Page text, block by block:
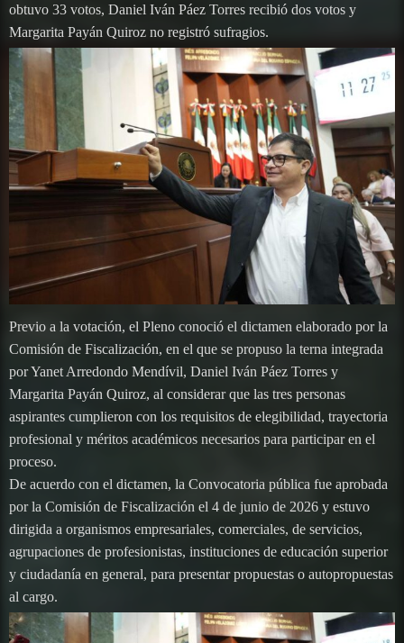
obtuvo 33 votos, Daniel Iván Páez Torres recibió dos votos y
Margarita Payán Quiroz no registró sufragios.
Previo a la votación, el Pleno conoció el dictamen elaborado por la
Comisión de Fiscalización, en el que se propuso la terna integrada
por Yanet Arredondo Mendívil, Daniel Iván Páez Torres y
Margarita Payán Quiroz, al considerar que las tres personas
aspirantes cumplieron con los requisitos de elegibilidad, trayectoria
profesional y méritos académicos necesarios para participar en el
proceso.
De acuerdo con el dictamen, la Convocatoria pública fue aprobada
por la Comisión de Fiscalización el 4 de junio de 2026 y estuvo
dirigida a organismos empresariales, comerciales, de servicios,
agrupaciones de profesionistas, instituciones de educación superior
y ciudadanía en general, para presentar propuestas o autopropuestas
al cargo.